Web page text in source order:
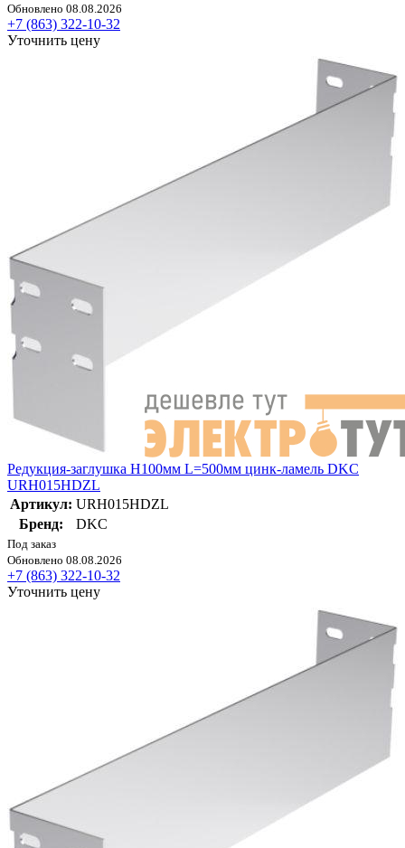
Обновлено 08.08.2026
+7 (863) 322-10-32
Уточнить цену
Редукция-заглушка H100мм L=500мм цинк-ламель DKC
URH015HDZL
Артикул: URH015HDZL
Бренд:
DKC
Под заказ
Обновлено 08.08.2026
+7 (863) 322-10-32
Уточнить цену